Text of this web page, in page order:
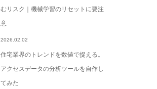
むリスク｜機械学習のリセットに要注
意
2026.02.02
住宅業界のトレンドを数値で捉える。
アクセスデータの分析ツールを自作し
てみた